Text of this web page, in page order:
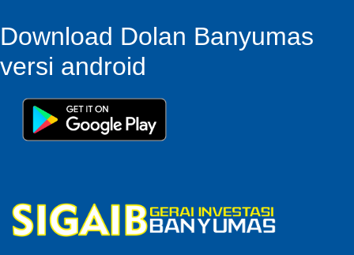
Download Dolan Banyumas
versi android